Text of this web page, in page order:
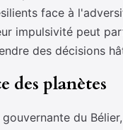
face à
impulsivité peut
des décisions
des planètes
du